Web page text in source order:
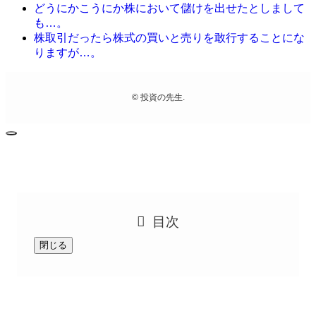
どうにかこうにか株において儲けを出せたとしまして
も…。
株取引だったら株式の買いと売りを敢行することにな
りますが…。
©投資の先生.
目次
閉じる